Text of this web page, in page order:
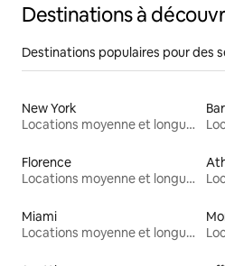
Destinations à
Destinations populaires pour des
New York
Locations moyenne et longue durée
Florence
Locations moyenne et longue durée
Miami
Locations moyenne et longue durée